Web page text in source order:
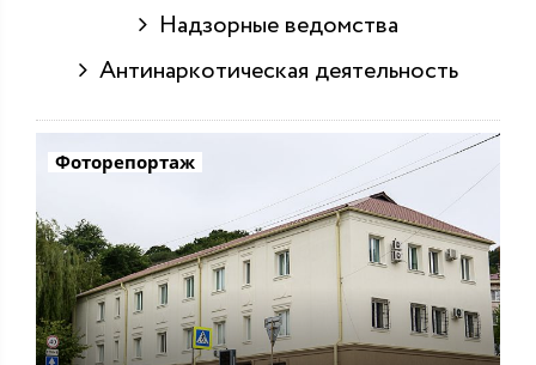
Надзорные ведомства
Антинаркотическая деятельность
Фоторепортаж